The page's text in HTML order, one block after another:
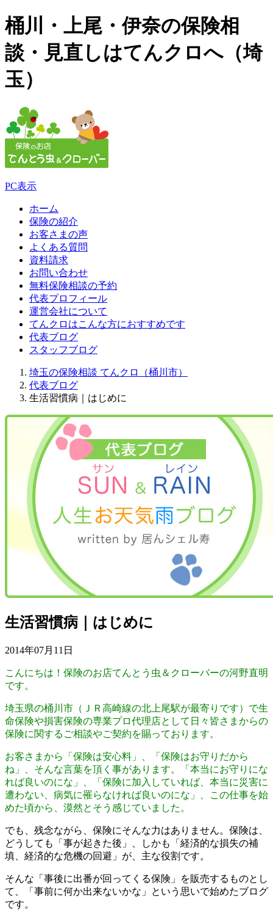
桶川・上尾・伊奈の保険相
談・見直しはてんクロへ（埼
玉）
PC表示
ホーム
保険の紹介
お客さまの声
よくある質問
資料請求
お問い合わせ
無料保険相談の予約
代表プロフィール
運営会社について
てんクロはこんな方におすすめです
代表ブログ
スタッフブログ
埼玉の保険相談 てんクロ（桶川市）
代表ブログ
生活習慣病｜はじめに
生活習慣病｜はじめに
2014年07月11日
こんにちは！保険のお店てんとう虫＆クローバーの河野直明
です。
埼玉県の桶川市（ＪＲ高崎線の北上尾駅が最寄りです）で生
命保険や損害保険の専業プロ代理店として日々皆さまからの
保険に関するご相談やご契約を賜っております。
お客さまから「保険は安心料」、「保険はお守りだから
ね」、そんな言葉を頂く事があります。「本当にお守りにな
れば良いのにな」、「保険に加入していれば、本当に災害に
遭わない、病気に罹らなければ良いのにな」、この仕事を始
めた頃から、漠然とそう感じていました。
でも、残念ながら、保険にそんな力はありません。保険は、
どうしても「事が起きた後」、しかも「経済的な損失の補
填、経済的な危機の回避」が、主な役割です。
そんな「事後に出番が回ってくる保険」を販売するものとし
て、「事前に何か出来ないかな」という思いで始めたブログ
です。